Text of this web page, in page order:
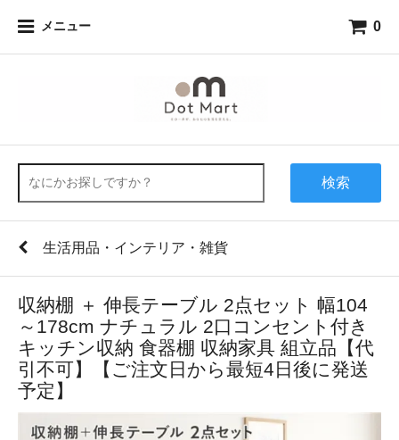
メニュー 0
検索
生活用品・インテリア・雑貨
収納棚 ＋ 伸長テーブル 2点セット 幅104
～178cm ナチュラル 2口コンセント付き
キッチン収納 食器棚 収納家具 組立品【代
引不可】【ご注文日から最短4日後に発送
予定】